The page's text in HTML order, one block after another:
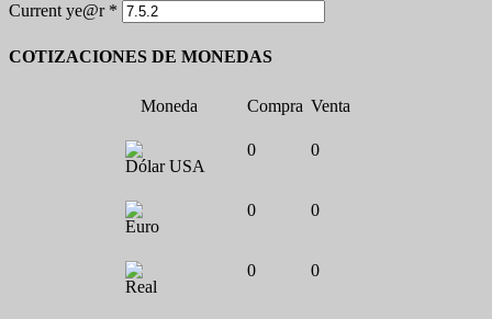
Current ye@r *
COTIZACIONES DE MONEDAS
Moneda Compra Venta
Dólar USA
0 0
Euro
0 0
Real
0 0